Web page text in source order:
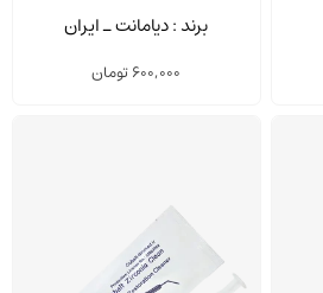
برند : دیامانت ـ ایران
600,000تومان